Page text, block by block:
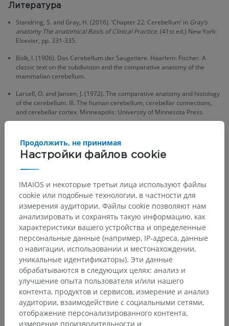
Литература
Standring, S. and Gray, H. (2016). ‘Chapter 22: Cerebellum’ in Gray’s
anatomy The anatomical Basis of Clinical Practice.(41st ed.) New York:
Elsevier, pp. 331-335.
Bolk, I. (1906). Das Cerebellum der Saugetiere. Haarlem: Fischer. A
classic text on the subdivision and the comparative anatomy of the
mammalian cerebellum.
Larsell, O. and Jansen, J. (1972). The comparative anatomy and histology
of the cerebellum. III. The human cerebellum, cerebellar connections,
and cerebellar cortex. Minneapolis: University of Minnesota Press.
Clinical Neuroanatomy
Health/Lippincott Williams & Wilkins, pp. 232-233.
Галерея
Настройки файлов cookie
Продолжить, не принимая
IMAIOS и некоторые третьи лица используют файлы
cookie или подобные технологии, в частности для
измерения аудитории. Файлы cookie позволяют нам
анализировать и сохранять такую информацию, как
характеристики вашего устройства и определенные
персональные данные (например, IP-адреса, данные
о навигации, использовании и местонахождении,
уникальные идентификаторы). Эти данные
обрабатываются в следующих целях: анализ и
улучшение опыта пользователя и/или нашего
контента, продуктов и сервисов, измерение и анализ
аудитории, взаимодействие с социальными сетями,
отображение персонализированного контента,
измерение производительности и